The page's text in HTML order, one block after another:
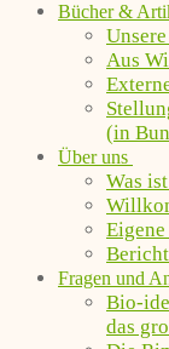
Bücher &
Aus
(in
Über uns
Was
Fragen und
Bio-
das